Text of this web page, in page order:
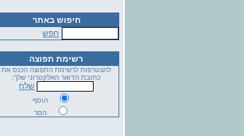
חיפוש באתר
חפש
רשימת תפוצה
להצטרפות לרשימת התפוצה הכנס את
כתובת הדואר האלקטרוני שלך:
שלח
הוסף
הסר